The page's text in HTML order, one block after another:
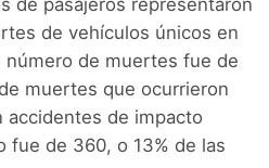
de pasajeros representaron
de vehículos únicos en
número de muertes fue de
muertes que ocurrieron
accidentes de impacto
fue de 360, o 13% de las